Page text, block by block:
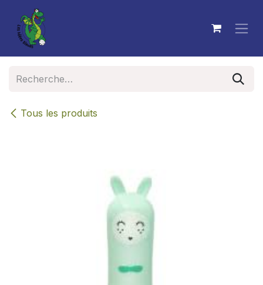
Se rendre au contenu
Tous les produits